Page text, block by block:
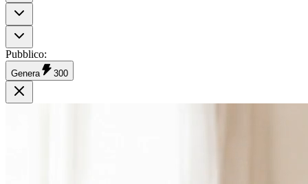
Pubblico:
Genera 300